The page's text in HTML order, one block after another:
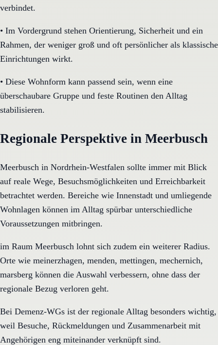
verbindet.
• Im Vordergrund stehen Orientierung, Sicherheit und ein
Rahmen, der weniger groß und oft persönlicher als klassische
Einrichtungen wirkt.
• Diese Wohnform kann passend sein, wenn eine
überschaubare Gruppe und feste Routinen den Alltag
stabilisieren.
Regionale Perspektive in Meerbusch
Meerbusch in Nordrhein-Westfalen sollte immer mit Blick
auf reale Wege, Besuchsmöglichkeiten und Erreichbarkeit
betrachtet werden. Bereiche wie Innenstadt und umliegende
Wohnlagen können im Alltag spürbar unterschiedliche
Voraussetzungen mitbringen.
im Raum Meerbusch lohnt sich zudem ein weiterer Radius.
Orte wie meinerzhagen, menden, mettingen, mechernich,
marsberg können die Auswahl verbessern, ohne dass der
regionale Bezug verloren geht.
Bei Demenz-WGs ist der regionale Alltag besonders wichtig,
weil Besuche, Rückmeldungen und Zusammenarbeit mit
Angehörigen eng miteinander verknüpft sind.